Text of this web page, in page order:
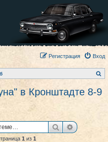
Вход
Регистрация
о
в Кронштадте 8-9
Поиск
1 из 1